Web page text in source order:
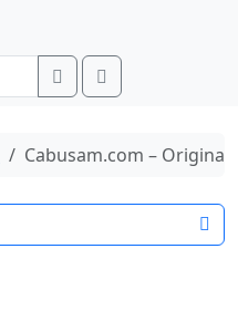
Search
Cabusam.com –